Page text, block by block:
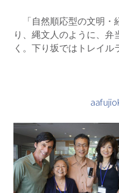
「自然順応型の文明・
り、縄文人のように、
く。下り坂ではトレイル